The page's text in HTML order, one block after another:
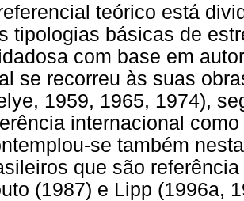
teórico está
tipologias básicas de
com base em
se recorreu às suas
1959, 1965, 1974),
internacional
se também
que são
(1987) e Lipp (1996a,